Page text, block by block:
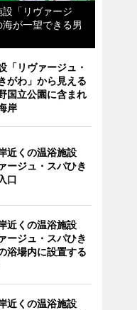
「リヴァージ
が一望できる男
「リヴァージュ・
がわ」から見える
国立公園に含まれ
岸
近くの温浴施設
ージュ・スパひき
口
近くの温浴施設
ージュ・スパひき
浴場内に設置する
近くの温浴施設